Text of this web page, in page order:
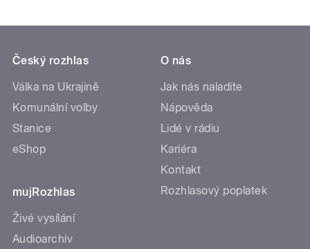
Český rozhlas
Válka na Ukrajině
Komunální volby
Stanice
eShop
mujRozhlas
Živé vysílání
Audioarchiv
O nás
Jak nás naladíte
Nápověda
Lidé v rádiu
Kariéra
Kontakt
Rozhlasový poplatek